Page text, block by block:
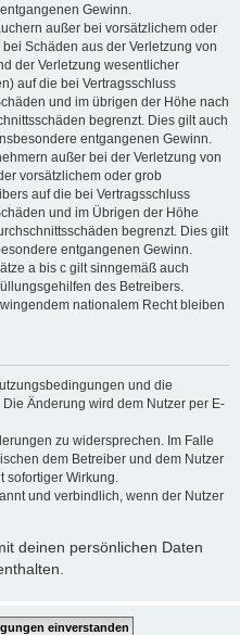
Gewinn.
außer bei vorsätzlichem oder
Schäden aus der Verletzung von
der Verletzung wesentlicher
auf die bei Vertragsschluss
und im übrigen der Höhe nach
begrenzt. Dies gilt auch
entgangenen Gewinn.
außer bei der Verletzung von
vorsätzlichem oder grob
auf die bei Vertragsschluss
und im Übrigen der Höhe
begrenzt. Dies gilt
entgangenen Gewinn.
a bis c gilt sinngemäß auch
des Betreibers.
nationalem Recht bleiben
und die
Änderung wird dem Nutzer per E-
zu widersprechen. Im Falle
dem Betreiber und dem Nutzer
sofortiger Wirkung.
und verbindlich, wenn der Nutzer
deinen persönlichen Daten